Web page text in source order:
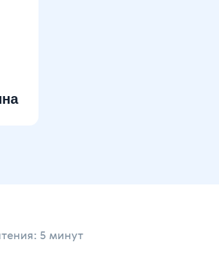
5 минут